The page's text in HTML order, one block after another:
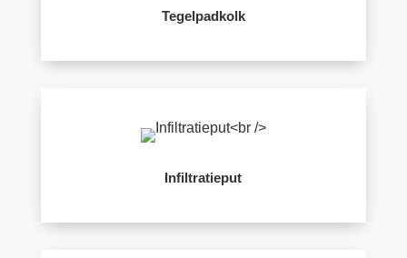
Tegelpadkolk
Infiltratieput